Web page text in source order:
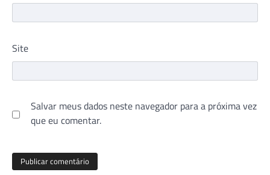
Site
Salvar meus dados neste navegador para a próxima vez
que eu comentar.